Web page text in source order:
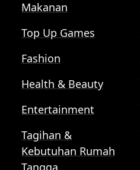
Makanan
Top Up Games
Fashion
Health & Beauty
Entertainment
Tagihan &
Kebutuhan Rumah
Tangga